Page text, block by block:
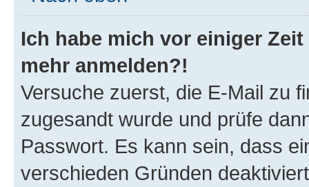
Ich habe mich vor einiger
mehr anmelden?!
Versuche zuerst, die E-Mail zu
zugesandt wurde und prüfe
Passwort. Es kann sein, dass
verschieden Gründen